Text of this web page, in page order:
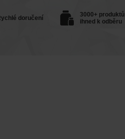
doručení
3000+ produktů
ihned k odběru